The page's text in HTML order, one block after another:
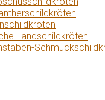
Landschildkröten